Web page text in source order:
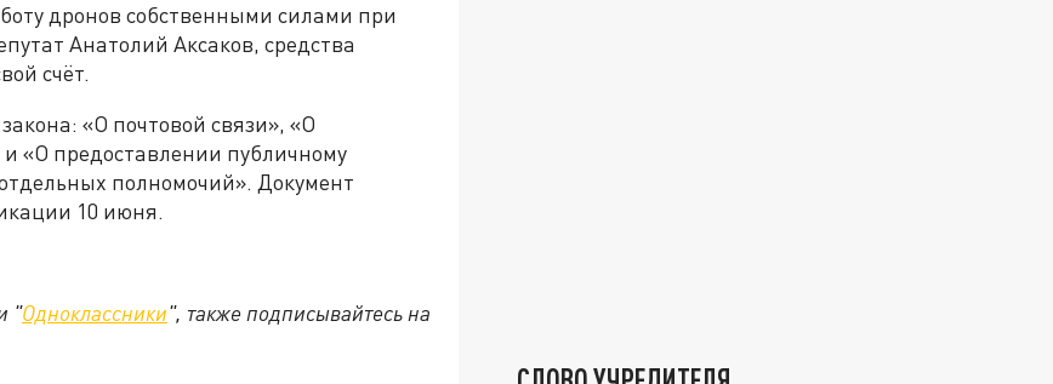
дронов собственными силами при
Анатолий Аксаков, средства
счёт.
«О почтовой связи», «О
«О предоставлении публичному
полномочий». Документ
10 июня.
"Одноклассники", также подписывайтесь на